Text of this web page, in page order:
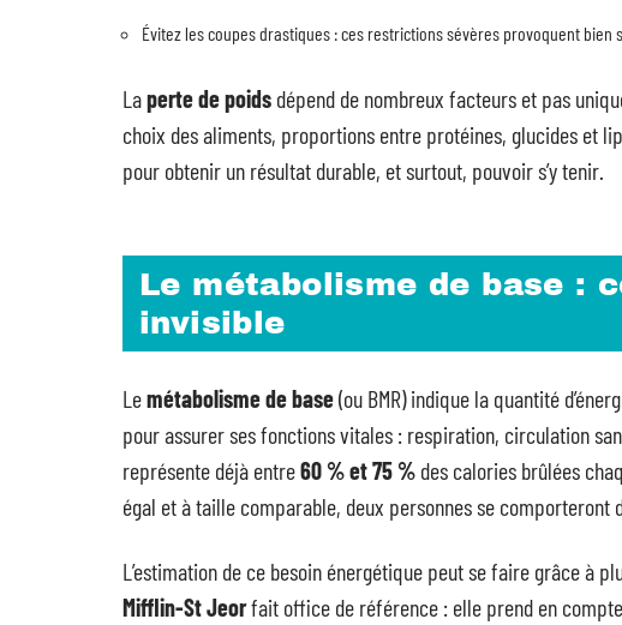
Évitez les coupes drastiques : ces restrictions sévères provoquent bien
Laperte de poids dépend de nombreux facteurs et pas
choix des aliments, proportions entre protéines, glucides et
pour obtenir un résultat durable, et surtout, pouvoir s’y tenir.
Le métabolisme de base :
invisible
Lemétabolisme de base(ou BMR) indique la quantité
pour assurer ses fonctions vitales : respiration, circulation
représente déjà entre60 % et 75 % des calories brûlées
égal et à taille comparable, deux personnes se comporteront
L’estimation de ce besoin énergétique peut se faire grâce à
Mifflin-St Jeorfait office de référence : elle prend en compte